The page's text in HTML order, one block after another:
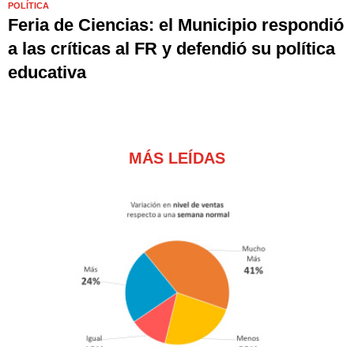
POLÍTICA
Feria de Ciencias: el Municipio respondió
a las críticas al FR y defendió su política
educativa
MÁS LEÍDAS